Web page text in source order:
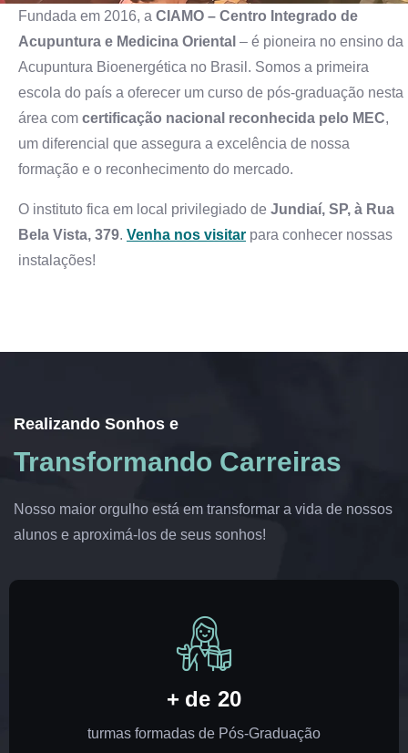
Fundada em 2016, a CIAMO – Centro Integrado de
Acupuntura e Medicina Oriental – é pioneira no ensino da
Acupuntura Bioenergética no Brasil. Somos a primeira
escola do país a oferecer um curso de pós-graduação nesta
área com certificação nacional reconhecida pelo MEC,
um diferencial que assegura a excelência de nossa
formação e o reconhecimento do mercado.
O instituto fica em local privilegiado de Jundiaí, SP, à Rua
Bela Vista, 379. Venha nos visitar para conhecer nossas
instalações!
Realizando Sonhos e
Transformando Carreiras
Nosso maior orgulho está em transformar a vida de nossos
alunos e aproximá-los de seus sonhos!
+ de 20
turmas formadas de Pós-Graduação